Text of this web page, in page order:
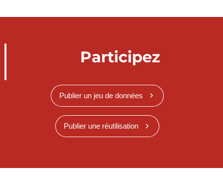
Participez
Publier un jeu de données
Publier une réutilisation